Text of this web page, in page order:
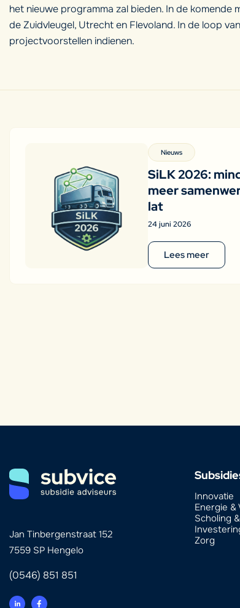
het nieuwe programma zal bieden. In de
de Zuidvleugel, Utrecht en Flevoland. In de loop
projectvoorstellen indienen.
Nieuws
SiLK 2026:
meer
lat
24 juni 2026
Lees meer
Jan Tinbergenstraat 152
7559 SP Hengelo
(0546) 851 851
Innovatie
Energie &
Scholing
Zorg